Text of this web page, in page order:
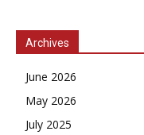
Archives
June 2026
May 2026
July 2025